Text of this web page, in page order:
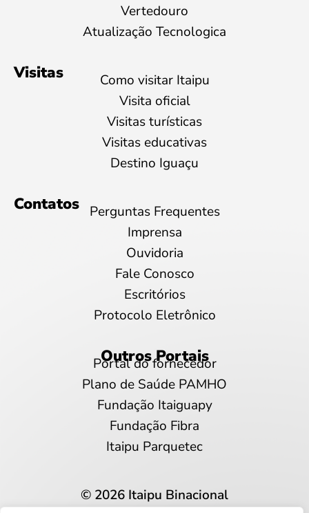
Vertedouro
Atualização Tecnologica
Visitas
Como visitar Itaipu
Visita oficial
Visitas turísticas
Visitas educativas
Destino Iguaçu
Contatos
Perguntas Frequentes
Imprensa
Ouvidoria
Fale Conosco
Escritórios
Protocolo Eletrônico
Outros Portais
Portal do fornecedor
Plano de Saúde PAMHO
Fundação Itaiguapy
Fundação Fibra
Itaipu Parquetec
© 2026 Itaipu Binacional